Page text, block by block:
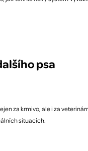
psa
za krmivo, ale i za
situacích.